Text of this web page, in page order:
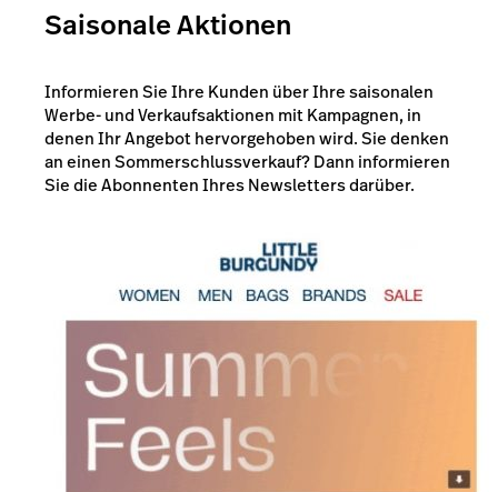
Saisonale Aktionen
Informieren Sie Ihre Kunden über Ihre saisonalen
Werbe- und Verkaufsaktionen mit Kampagnen, in
denen Ihr Angebot hervorgehoben wird. Sie denken
an einen Sommerschlussverkauf? Dann informieren
Sie die Abonnenten Ihres Newsletters darüber.